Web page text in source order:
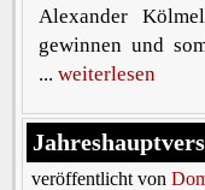
Alexander
gewinnen und
... weiterlesen
veröffentlicht von